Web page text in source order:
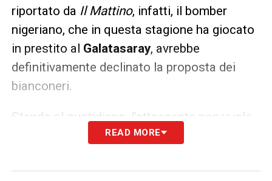
riportato da Il Mattino, infatti, il bomber
nigeriano, che in questa stagione ha giocato
in prestito al Galatasaray, avrebbe
definitivamente declinato la proposta dei
bianconeri.
Stando al quotidiano, l’attaccante non vuole
andare a Torino ed in estate lascerà il
registrarsi una brusca frenata, dunque, per il
READ MORE